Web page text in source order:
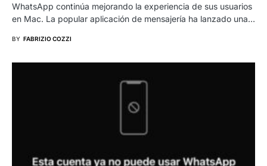
WhatsApp continúa mejorando la experiencia de sus usuarios
en Mac. La popular aplicación de mensajería ha lanzado una…
BY FABRIZIO COZZI